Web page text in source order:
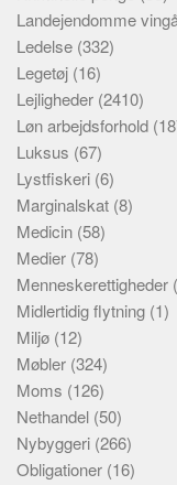
Landejendomme
Ledelse (332)
Legetøj (16)
Lejligheder (2410)
Løn arbejdsforhold
Luksus (67)
Lystfiskeri (6)
Marginalskat (8)
Medicin (58)
Medier (78)
Menneskerettigheder
Midlertidig flytning (1)
Miljø (12)
Møbler (324)
Moms (126)
Nethandel (50)
Nybyggeri (266)
Obligationer (16)